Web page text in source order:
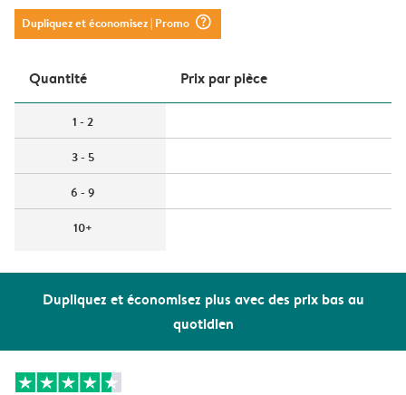
Dupliquez et économisez plus avec des prix bas au
quotidien
Dupliquez et économisez| Promo question_mark_circle
Quantité Prix ​​par pièce
1 - 2
3 - 5
6 - 9
10+